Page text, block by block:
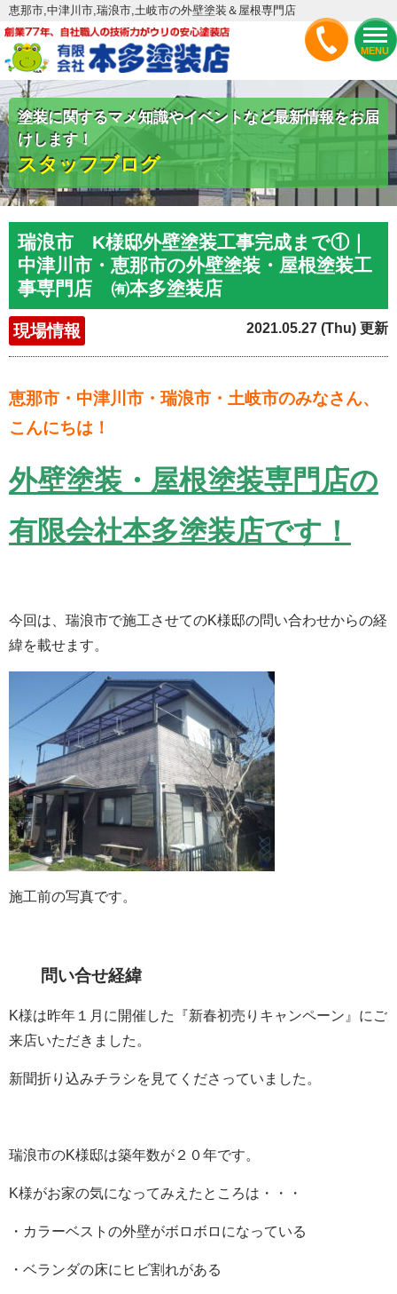
MENU
恵那市,中津川市,瑞浪市,土岐市の外壁塗装＆屋根専門店
塗装に関するマメ知識やイベントなど最新情報をお届
けします！
スタッフブログ
瑞浪市 K様邸外壁塗装工事完成まで①｜
中津川市・恵那市の外壁塗装・屋根塗装工
事専門店 ㈲本多塗装店
現場情報 2021.05.27 (Thu) 更新
恵那市・中津川市・瑞浪市・土岐市のみなさん、
こんにちは！
外壁塗装・屋根塗装専門店の
有限会社本多塗装店です！
今回は、瑞浪市で施工させてのK様邸の問い合わせからの経
緯を載せます。
施工前の写真です。
問い合せ経緯
K様は昨年１月に開催した『新春初売りキャンペーン』にご
来店いただきました。
新聞折り込みチラシを見てくださっていました。
瑞浪市のK様邸は築年数が２０年です。
K様がお家の気になってみえたところは・・・
・カラーベストの外壁がボロボロになっている
・ベランダの床にヒビ割れがある